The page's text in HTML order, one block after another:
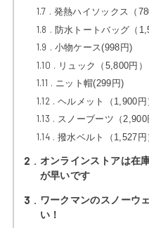
1.7 発熱ハイソックス（
1.8 防水トートバッグ（
1.9 小物ケース(998円)
1.10 リュック（5,800円）
1.11 ニット帽(299円)
1.12 ヘルメット（1,900円
1.13 スノーブーツ（2,900
1.14 撥水ベルト（1,527円
2
オンラインストアは在
が早いです
3
ワークマンのスノーウ
い！